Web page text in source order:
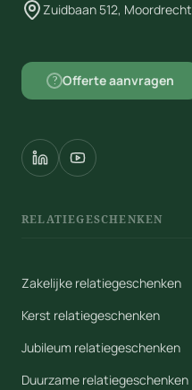
Zuidbaan 512, Moordrecht
? Offerte aanvragen
RELATIEGESCHENKEN
Zakelijke relatiegeschenken
Kerst relatiegeschenken
Jubileum relatiegeschenken
Duurzame relatiegeschenken